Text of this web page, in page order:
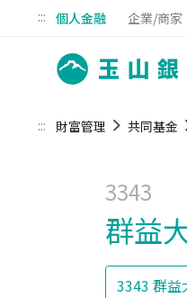
::: 個人金融 企業/商家
財富管理 共同基金
:::
3343
群益